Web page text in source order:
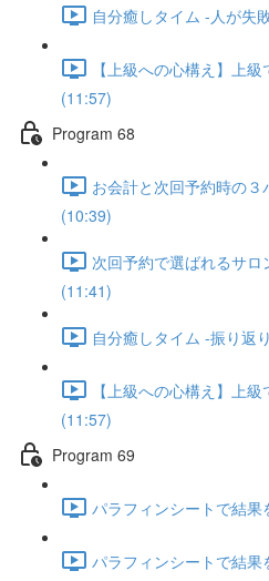
自分癒しタイム -人が失
【上級への心構え】上
(11:57)
Program 68
お会計と次回予約時の
(10:39)
次回予約で選ばれるサ
(11:41)
自分癒しタイム -振り返
【上級への心構え】上
(11:57)
Program 69
パラフィンシートで結
パラフィンシートで結